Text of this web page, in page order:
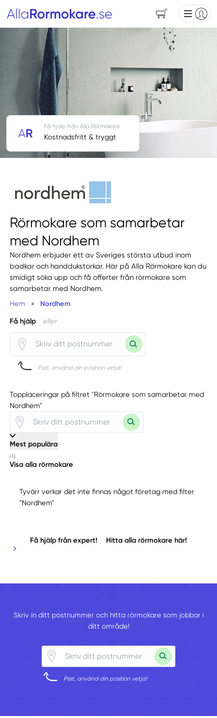
Rörmokare som samarbetar
med Nordhem
Nordhem erbjuder ett av Sveriges största utbud inom
badkar och handdukstorkar. Här på Alla Rörmokare kan du
smidigt söka upp och få offerter från rörmokare som
samarbetar med Nordhem.
Hem
» Nordhem
Få hjälp eller
Psst, använd din position vetja!
Få hjälp från Alla Rörmokare
Kostnadsfritt & tryggt
Topplaceringar på filtret "Rörmokare som samarbetar med
Nordhem"
Mest populära
Visa alla rörmokare
Tyvärr verkar det inte finnas något företag med filter
"Nordhem"
Få hjälp från expert! Hitta alla rörmokare här!
Skriv in ditt postnummer och hitta rörmokare som jobbar i
ditt område!
Psst, använd din position vetja!